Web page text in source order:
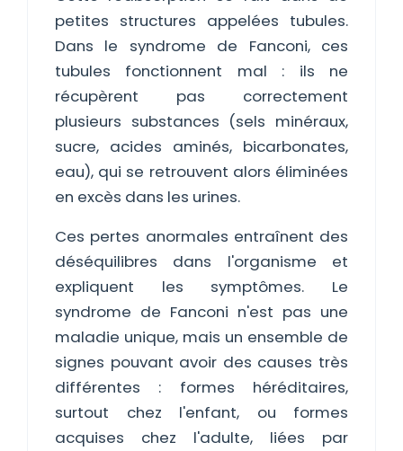
petites structures appelées tubules.
Dans le syndrome de Fanconi, ces
tubules fonctionnent mal : ils ne
récupèrent pas correctement
plusieurs substances (sels minéraux,
sucre, acides aminés, bicarbonates,
eau), qui se retrouvent alors éliminées
en excès dans les urines.
Ces pertes anormales entraînent des
déséquilibres dans l'organisme et
expliquent les symptômes. Le
syndrome de Fanconi n'est pas une
maladie unique, mais un ensemble de
signes pouvant avoir des causes très
différentes : formes héréditaires,
surtout chez l'enfant, ou formes
acquises chez l'adulte, liées par